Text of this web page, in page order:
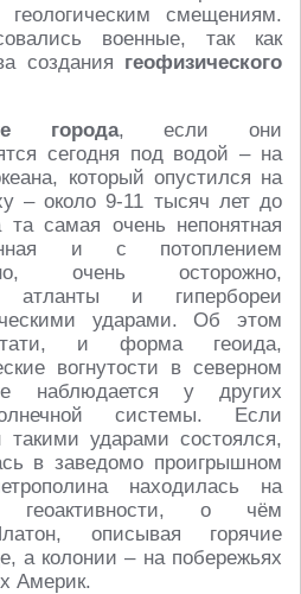
смещениям.
военные, так как
создания геофизического
города, если они
сегодня под водой – на
который опустился на
– около 9-11 тысяч лет до
та самая очень непонятная
и с потоплением
очень осторожно,
атланты и гипербореи
ударами. Об этом
и форма геоида,
вогнутости в северном
наблюдается у других
системы. Если
такими ударами состоялся,
в заведомо проигрышном
находилась на
о чём
описывая горячие
а колонии – на побережьях
Америк.